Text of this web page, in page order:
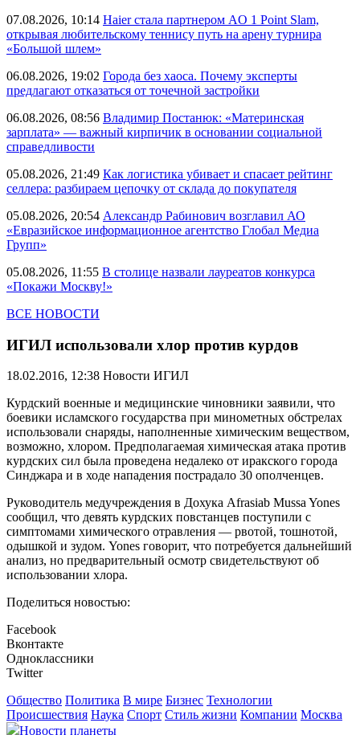
07.08.2026, 10:14 Haier стала партнером AO 1 Point Slam,
открывая любительскому теннису путь на арену турнира
«Большой шлем»
06.08.2026, 19:02 Города без хаоса. Почему эксперты
предлагают отказаться от точечной застройки
06.08.2026, 08:56 Владимир Постанюк: «Материнская
зарплата» — важный кирпичик в основании социальной
справедливости
05.08.2026, 21:49 Как логистика убивает и спасает рейтинг
селлера: разбираем цепочку от склада до покупателя
05.08.2026, 20:54 Александр Рабинович возглавил АО
«Евразийское информационное агентство Глобал Медиа
Групп»
05.08.2026, 11:55 В столице назвали лауреатов конкурса
«Покажи Москву!»
ВСЕ НОВОСТИ
ИГИЛ использовали хлор против курдов
18.02.2016, 12:38 Новости ИГИЛ
Курдский военные и медицинские чиновники заявили, что
боевики исламского государства при минометных обстрелах
использовали снаряды, наполненные химическим веществом,
возможно, хлором. Предполагаемая химическая атака против
курдских сил была проведена недалеко от иракского города
Синджара и в ходе нападения пострадало 30 ополченцев.
Руководитель медучреждения в Дохука Afrasiab Mussa Yones
сообщил, что девять курдских повстанцев поступили с
симптомами химического отравления — рвотой, тошнотой,
одышкой и зудом. Yones говорит, что потребуется дальнейший
анализ, но предварительный осмотр свидетельствуют об
использовании хлора.
Поделиться новостью:
Facebook
Вконтакте
Одноклассники
Twitter
Общество Политика В мире Бизнес Технологии
Происшествия Наука Спорт Стиль жизни Компании Москва
Новости планеты